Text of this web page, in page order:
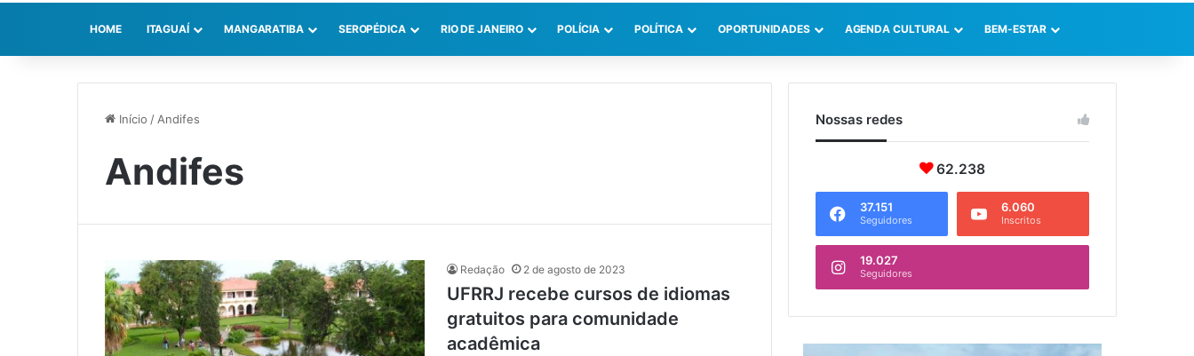
HOME ITAGUAÍ MANGARATIBA SEROPÉDICA RIO DE JANEIRO POLÍCIA POLÍTICA OPORTUNIDADES AGENDA CULTURAL BEM-ESTAR
Início /Andifes
Andifes
Redação 2 de agosto de 2023
UFRRJ recebe cursos de idiomas
gratuitos para comunidade
acadêmica
Nossas redes
62.238
37.151
Seguidores
6.060
Inscritos
19.027
Seguidores